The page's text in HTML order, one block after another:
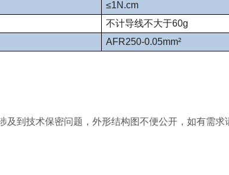
≤1N.cm
不计导线不大于60g
AFR250-0.05mm²
及到技术保密问题，外形结构图不便公开，如有需